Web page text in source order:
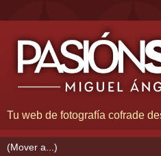
Tu web de fotografía cofrade